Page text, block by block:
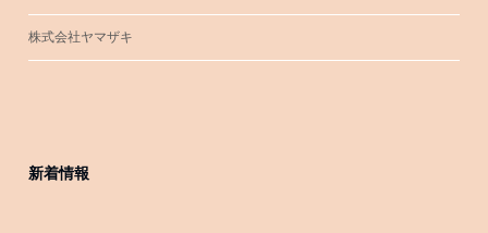
株式会社ヤマザキ
新着情報